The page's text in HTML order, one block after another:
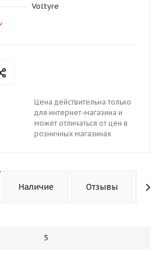
Voltyre
Цена действительна только
для интернет-магазина и
может отличаться от цен в
розничных магазинах
Наличие Отзывы
5